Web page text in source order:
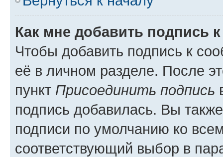
Как мне добавить подпись
Чтобы добавить подпись к
её в личном разделе. После
пункт Присоединить подпись
подпись добавилась. Вы
подписи по умолчанию ко
соответствующий выбор в